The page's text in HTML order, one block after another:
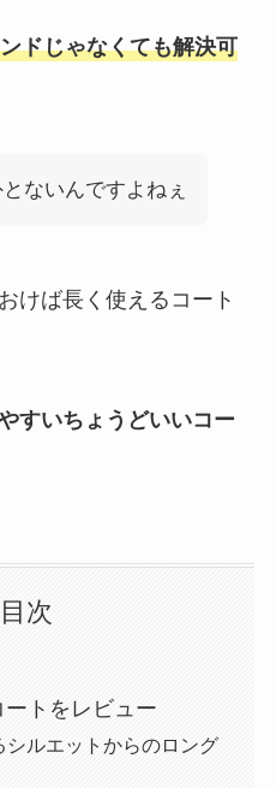
ドじゃなくても解決可
ないんですよねぇ
けば長く使えるコート
すいちょうどいいコー
目次
トをレビュー
シルエットからのロング